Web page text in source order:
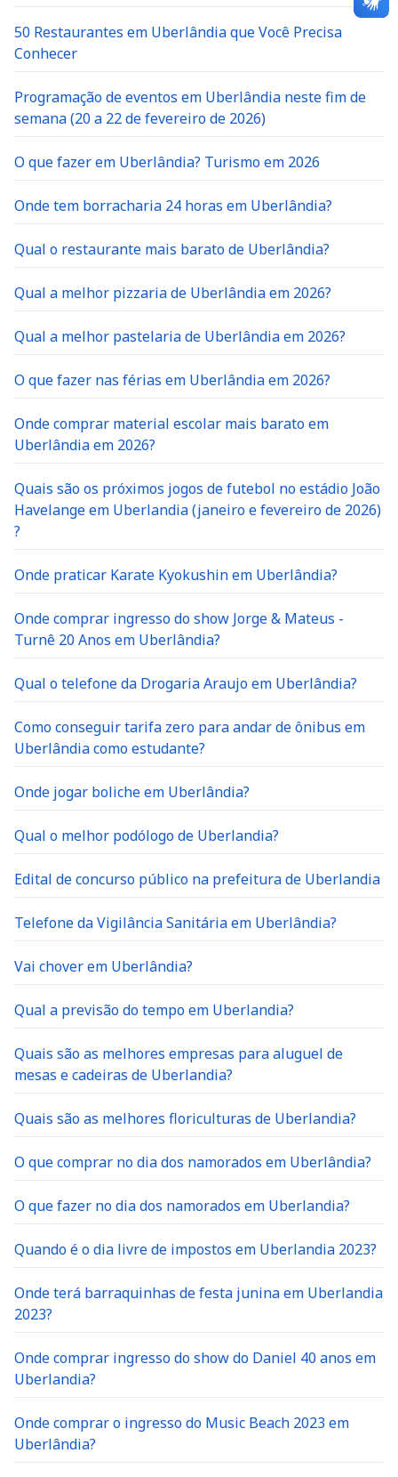
50 Restaurantes em Uberlândia que Você Precisa
Conhecer
Programação de eventos em Uberlândia neste fim de
semana (20 a 22 de fevereiro de 2026)
O que fazer em Uberlândia? Turismo em 2026
Onde tem borracharia 24 horas em Uberlândia?
Qual o restaurante mais barato de Uberlândia?
Qual a melhor pizzaria de Uberlândia em 2026?
Qual a melhor pastelaria de Uberlândia em 2026?
O que fazer nas férias em Uberlândia em 2026?
Onde comprar material escolar mais barato em
Uberlândia em 2026?
Quais são os próximos jogos de futebol no estádio João
Havelange em Uberlandia (janeiro e fevereiro de 2026)
?
Onde praticar Karate Kyokushin em Uberlândia?
Onde comprar ingresso do show Jorge & Mateus -
Turnê 20 Anos em Uberlândia?
Qual o telefone da Drogaria Araujo em Uberlândia?
Como conseguir tarifa zero para andar de ônibus em
Uberlândia como estudante?
Onde jogar boliche em Uberlândia?
Qual o melhor podólogo de Uberlandia?
Edital de concurso público na prefeitura de Uberlandia
Telefone da Vigilância Sanitária em Uberlândia?
Vai chover em Uberlândia?
Qual a previsão do tempo em Uberlandia?
Quais são as melhores empresas para aluguel de
mesas e cadeiras de Uberlandia?
Quais são as melhores floriculturas de Uberlandia?
O que comprar no dia dos namorados em Uberlândia?
O que fazer no dia dos namorados em Uberlandia?
Quando é o dia livre de impostos em Uberlandia 2023?
Onde terá barraquinhas de festa junina em Uberlandia
2023?
Onde comprar ingresso do show do Daniel 40 anos em
Uberlandia?
Onde comprar o ingresso do Music Beach 2023 em
Uberlândia?